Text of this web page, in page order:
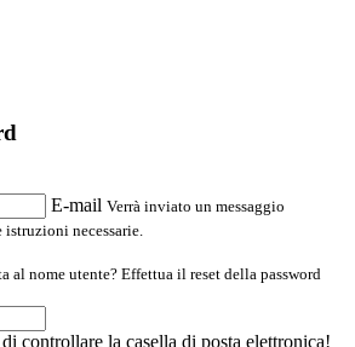
E-mail Verrà inviato un messaggio
necessarie.
al nome utente? Effettua il reset della password
controllare la casella di posta elettronica!